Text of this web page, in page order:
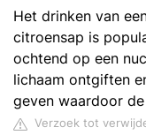
Het drinken van
citroensap is
ochtend op een
lichaam ontgiften
geven waardoor
Verzoek tot